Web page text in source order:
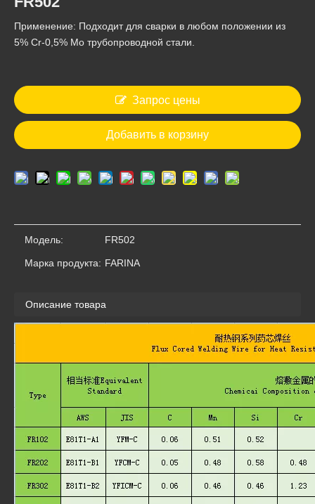
FR302 FR202
FR102
Применение: Подходит для сварки в любом положении из
5% Cr-0,5% Мо трубопроводной стали.
Запрос цены
Добавить в корзину
Модель: FR502
Марка продукта: FARINA
Описание товара